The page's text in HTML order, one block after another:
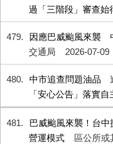
過「三階段」審查始
479
因應巴威颱風來襲
交通局
2026-07-09
480
中市追查問題油品
「安心公告」落實自
481
巴威颱風來襲！台
營運模式
區公所或